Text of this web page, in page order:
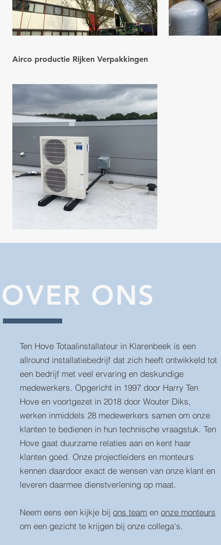
Airco productie Rijken Verpakkingen
OVER ONS
Ten Hove Totaalinstallateur in Klarenbeek is een
allround installatiebedrijf dat zich heeft ontwikkeld tot
een bedrijf met veel ervaring en deskundige
medewerkers. Opgericht in 1997 door Harry Ten
Hove en voortgezet in 2018 door Wouter Diks,
werken inmiddels 28 medewerkers samen om onze
klanten te bedienen in hun technische vraagstuk. Ten
Hove gaat duurzame relaties aan en kent haar
klanten goed. Onze projectleiders en monteurs
kennen daardoor exact de wensen van onze klant en
leveren daarmee dienstverlening op maat.
Neem eens een kijkje bij ons team en onze monteurs
om een gezicht te krijgen bij onze collega's.